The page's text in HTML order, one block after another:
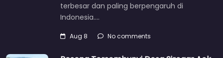
terbesar dan paling berpengaruh di
Indonesia.…
Aug 8 No comments